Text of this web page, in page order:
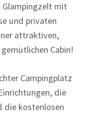
mit
und privaten
attraktiven,
Cabin!
Campingplatz
die
die kostenlosen